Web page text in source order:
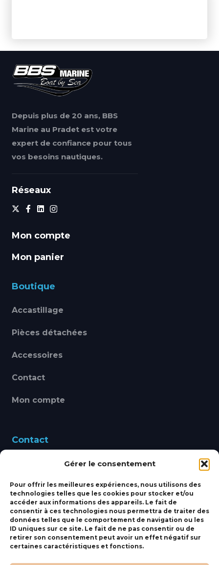
Gérer le consentement
Pour offrir les meilleures expériences, nous utilisons des
technologies telles que les cookies pour stocker et/ou
accéder aux informations des appareils. Le fait de
consentir à ces technologies nous permettra de traiter des
données telles que le comportement de navigation ou les
ID uniques sur ce site. Le fait de ne pas consentir ou de
retirer son consentement peut avoir un effet négatif sur
certaines caractéristiques et fonctions.
Depuis plus de 20 ans, BBS
Marine au Pradet est votre
expert de confiance pour tous
vos besoins nautiques.
Réseaux
Mon compte
Mon panier
Boutique
Accastillage
Pièces détachées
Accessoires
Contact
Mon compte
Contact
460 Avenue Alain Le
bbsmarine@bbs-
marine.fr
Fixe:04 27 50 24 50
Mobile:06 69 44 48 83